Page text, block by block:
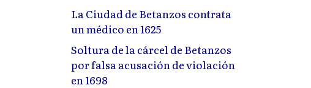
La Ciudad de Betanzos contrata
un médico en 1625
Soltura de la cárcel de Betanzos
por falsa acusación de violación
en 1698